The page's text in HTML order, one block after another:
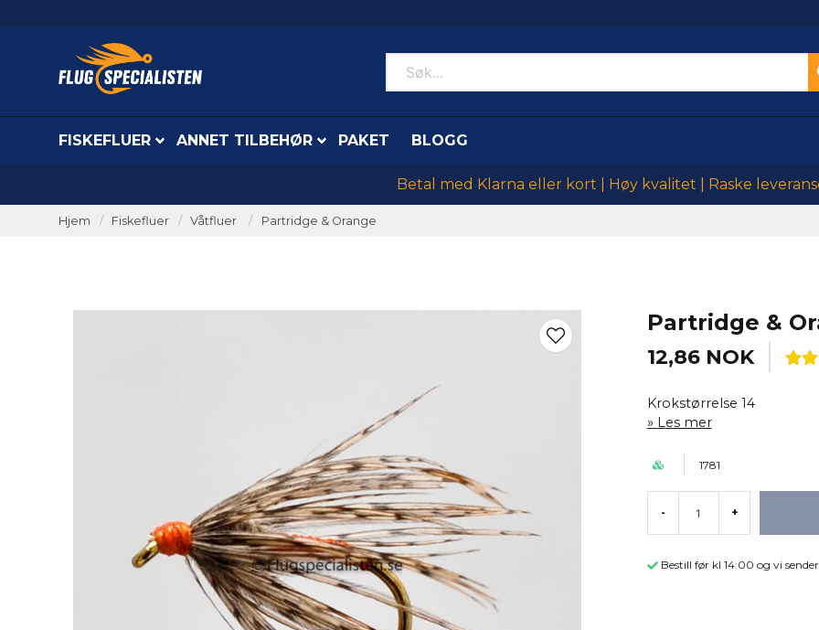
FISKEFLUER ANNET TILBEHØR PAKET BLOGG
Betal med Klarna eller kort | Høy kvalitet | Raske
Hjem Fiskefluer Våtfluer Partridge & Orange
Partridge &
12,86 NOK
Krokstørrelse 14
Les mer
1781
- +
Bestill før kl 14:00 og vi